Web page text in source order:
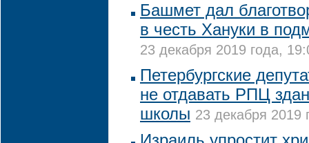
Башмет дал
в честь Хануки в
23 декабря 2019 года,
Петербургские
не отдавать РПЦ
школы 23 декабря 2019